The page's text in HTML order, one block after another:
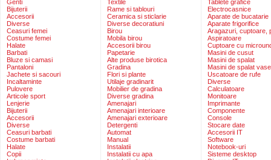
Genti
Bijuterii
Accesorii
Diverse
Ceasuri femei
Costume femei
Halate
Barbati
Bluze si camasi
Pantaloni
Jachete si sacouri
Incaltaminte
Pulovere
Articole sport
Lenjerie
Bijuterii
Accesorii
Diverse
Ceasuri barbati
Costume barbati
Halate
Copii
Textile
Rame si tablouri
Ceramica si sticlarie
Diverse decoratiuni
Birou
Mobila birou
Accesorii birou
Papetarie
Alte produse birotica
Gradina
Flori si plante
Utilaje gradinarit
Mobilier de gradina
Diverse gradina
Amenajari
Amenajari interioare
Amenajari exterioare
Detergenti
Automat
Manual
Instalatii
Instalatii cu apa
Tablete grafice
Electrocasnice
Aparate de bucatarie
Aparate frigorifice
Aragazuri, cuptoare,
Aspiratoare
Cuptoare cu
Masini de cusut
Masini de spalat
Masini de spalat vase
Uscatoare de rufe
Diverse
Calculatoare
Monitoare
Imprimante
Componente
Console
Stocare date
Accesorii IT
Software
Notebook-uri
Sisteme desktop